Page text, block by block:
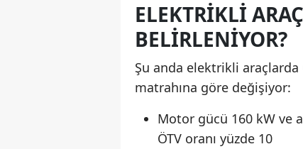
ELEKTRIKLI
BELIRLENIYOR?
Şu anda elektrikli araçlarda
matrahına göre değişiyor:
Motor gücü 160 kW ve
ÖTV oranı yüzde 10